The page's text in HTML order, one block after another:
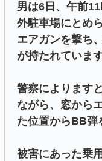
男は6日、午前
外駐車場にとめ
エアガンを撃ち
が持たれています
警察によります
ながら、窓から
た位置からBB弾
被害にあった乗